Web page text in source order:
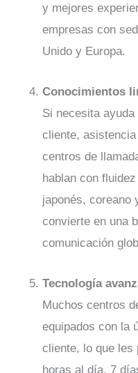
y mejores
empresas con
Unido y Europa.
Conocimientos
Si necesita
cliente,
centros de
hablan con
japonés, coreano
convierte en una
comunicación
Tecnología
Muchos centros
equipados con la
cliente, lo que les
horas al día, 7